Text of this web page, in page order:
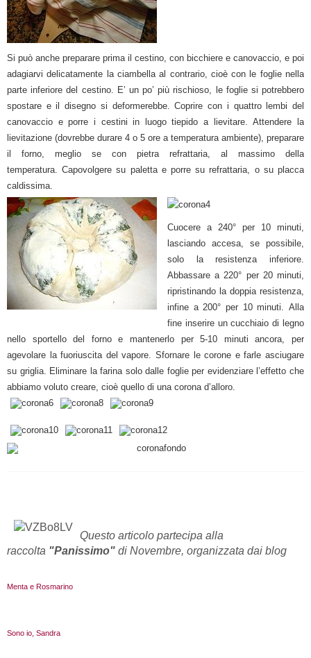
Si può anche preparare prima il cestino, con bicchiere e canovaccio, e poi
adagiarvi delicatamente la ciambella al contrario, cioè con le foglie nella
parte inferiore del cestino. E’ un po’ più rischioso, le foglie si potrebbero
spostare e il disegno si deformerebbe.Coprire con i quattro lembi del
canovaccio e porre i cestini in luogo tiepido a lievitare.Attendere la
lievitazione (dovrebbe durare 4 o 5 ore a temperatura ambiente), preparare
il forno, meglio se con pietra refrattaria, al massimo della
temperatura.Capovolgere su paletta e porre su refrattaria, o su placca
caldissima.
Cuocere a 240° per 10 minuti,
lasciando accesa, se possibile,
solo la resistenza inferiore.
Abbassare a 220° per 20 minuti,
ripristinando la doppia resistenza,
infine a 200° per 10 minuti. Alla
fine inserire un cucchiaio di legno
nello sportello del forno e mantenerlo per 5-10 minuti ancora, per
agevolare la fuoriuscita del vapore. Sfornare le corone e farle asciugare
su griglia. Eliminare la farina solo dalle foglie per evidenziare l’effetto che
abbiamo voluto creare, cioè quello di una corona d’alloro.
Questo articolo partecipa alla
raccolta "Panissimo" di Novembre, organizzata dai blog
Menta e Rosmarino
Sono io, Sandra